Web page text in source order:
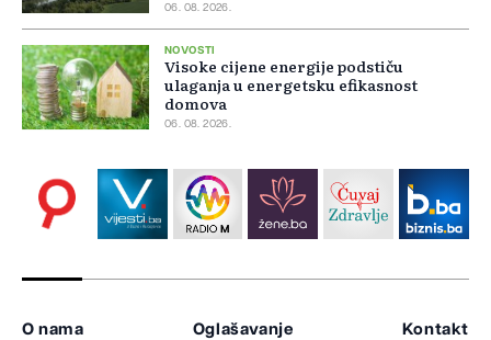
06. 08. 2026.
NOVOSTI
Visoke cijene energije podstiču
ulaganja u energetsku efikasnost
domova
06. 08. 2026.
O nama Oglašavanje Kontakt